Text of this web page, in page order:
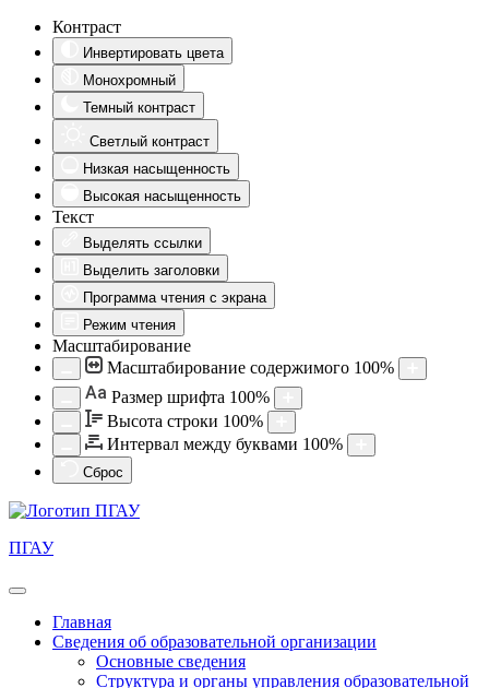
Контраст
Инвертировать цвета
Монохромный
Темный контраст
Светлый контраст
Низкая насыщенность
Высокая насыщенность
Текст
Выделять ссылки
Выделить заголовки
Программа чтения с экрана
Режим чтения
Масштабирование
Масштабирование содержимого 100%
Aa Размер шрифта 100%
Высота строки 100%
Интервал между буквами 100%
Сброс
ПГАУ
Главная
Сведения об образовательной организации
Основные сведения
Структура и органы управления образовательной